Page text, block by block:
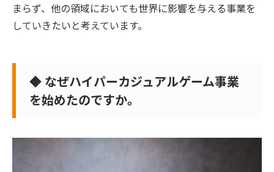
まらず、他の領域においても世界に影響を与える事業を
していきたいと考えています。
◆ なぜハイパーカジュアルゲーム事業
を始めたのですか。